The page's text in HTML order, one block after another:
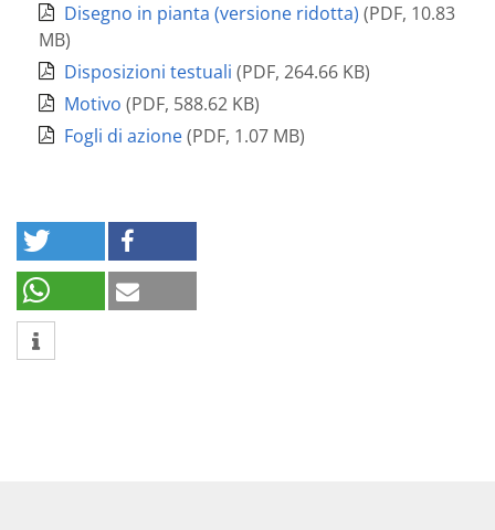
Disegno in pianta (versione ridotta) (PDF, 10.83
MB)
Disposizioni testuali (PDF, 264.66 KB)
Motivo (PDF, 588.62 KB)
Fogli di azione(PDF, 1.07 MB)